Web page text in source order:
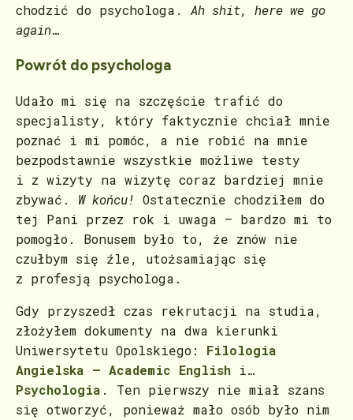
chodzić do psychologa. Ah shit, here we go
again…
Powrót do psychologa
Udało mi się na szczęście trafić do
specjalisty, który faktycznie chciał mnie
poznać i mi pomóc, a nie robić na mnie
bezpodstawnie wszystkie możliwe testy
i z wizyty na wizytę coraz bardziej mnie
zbywać. W końcu! Ostatecznie chodziłem do
tej Pani przez rok i uwaga – bardzo mi to
pomogło. Bonusem było to, że znów nie
czułbym się źle, utożsamiając się
z profesją psychologa.
Gdy przyszedł czas rekrutacji na studia,
złożyłem dokumenty na dwa kierunki
Uniwersytetu Opolskiego: Filologia
Angielska – Academic English i…
Psychologia . Ten pierwszy nie miał szans
się otworzyć, ponieważ mało osób było nim